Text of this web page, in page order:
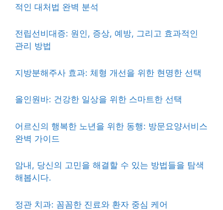
적인 대처법 완벽 분석
전립선비대증: 원인, 증상, 예방, 그리고 효과적인
관리 방법
지방분해주사 효과: 체형 개선을 위한 현명한 선택
올인원바: 건강한 일상을 위한 스마트한 선택
어르신의 행복한 노년을 위한 동행: 방문요양서비스
완벽 가이드
암내, 당신의 고민을 해결할 수 있는 방법들을 탐색
해봅시다.
정관 치과: 꼼꼼한 진료와 환자 중심 케어